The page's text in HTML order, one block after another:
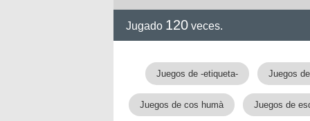
Jugado 120 veces.
Juegos de -etiqueta- Juegos
Juegos de cos humà Juegos de